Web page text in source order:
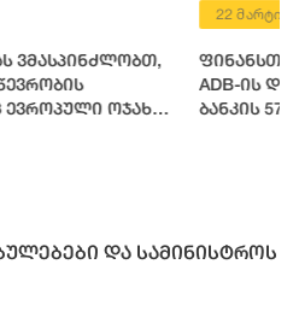
ვმასპინძლობთ,
ევროპული ოჯახის
22 მარტი
ფინანსთა
ADB-ის
ბანკის
და სამინისტროს